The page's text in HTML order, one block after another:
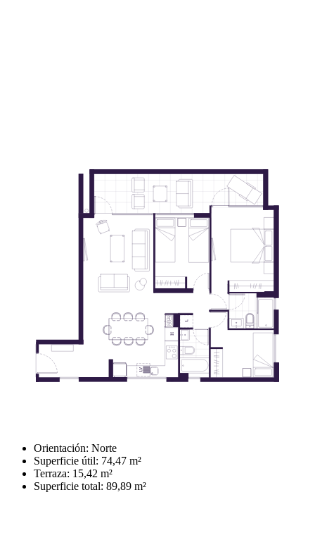
Orientación: Norte
Superficie útil: 74,47 m²
Terraza: 15,42 m²
Superficie total: 89,89 m²